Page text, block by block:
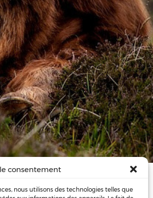
consentement
nous utilisons des technologies telles que